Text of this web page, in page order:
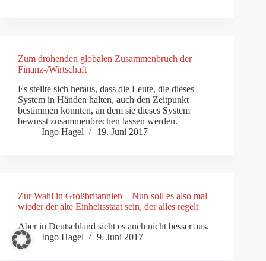
Zum drohenden globalen Zusammenbruch der
Finanz-/Wirtschaft
Es stellte sich heraus, dass die Leute, die dieses
System in Händen halten, auch den Zeitpunkt
bestimmen konnten, an dem sie dieses System
bewusst zusammenbrechen lassen werden.
Ingo Hagel
19. Juni 2017
Zur Wahl in Großbritannien – Nun soll es also mal
wieder der alte Einheitsstaat sein, der alles regelt
Aber in Deutschland sieht es auch nicht besser aus.
Ingo Hagel
9. Juni 2017